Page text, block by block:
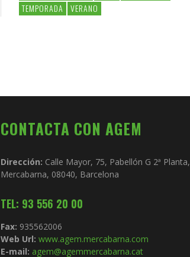
TEMPORADA
VERANO
CONTACTA CON AGEM
Dirección: Calle Mayor, 75, Pabellón G 2ª Planta,
Mercabarna, 08040, Barcelona
TEL: 93 556 20 00
Fax: 935562006
Web Url: www.agem.mercabarna.com
E-mail: agem@agemmercabarna.cat